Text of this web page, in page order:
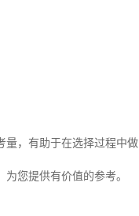
，有助于在选择过程中做
您提供有价值的参考。